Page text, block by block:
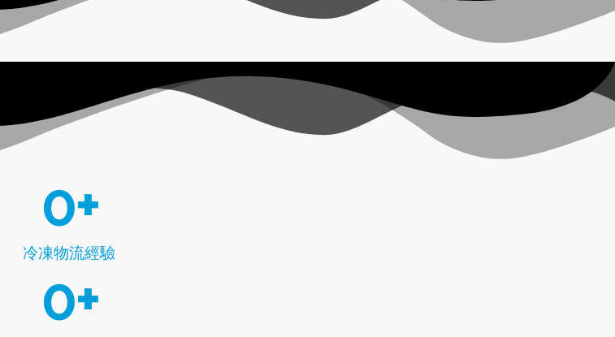
冷凍物流經驗
0+
0+